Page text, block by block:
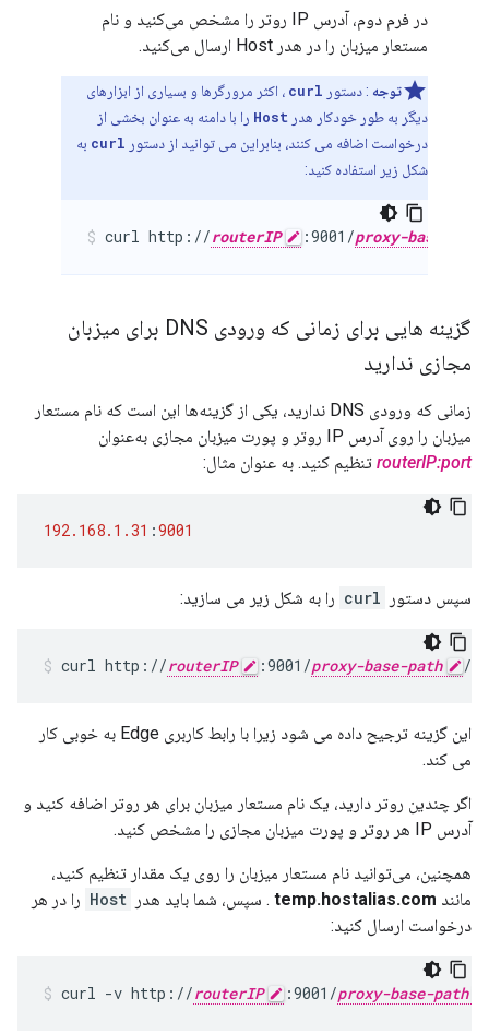
در فرم دوم، آدرس IP روتر را مشخص می‌کنید و نام
مستعار میزبان را در هدر Host ارسال می‌کنید.
توجه : دستور curl ، اکثر مرورگرها و بسیاری از ابزارهای
دیگر به طور خودکار هدر Host را با دامنه به عنوان بخشی از
درخواست اضافه می کنند، بنابراین می توانید از دستور curl به
شکل زیر استفاده کنید:
curl http://routerIP :9001/proxy-base-path
گزینه هایی برای زمانی که ورودی DNS برای میزبان
مجازی ندارید
زمانی که ورودی DNS ندارید، یکی از گزینه‌ها این است که نام مستعار
میزبان را روی آدرس IP روتر و پورت میزبان مجازی به‌عنوان
routerIP:port تنظیم کنید. به عنوان مثال:
192.168.1.31 :9001
سپس دستور curl را به شکل زیر می سازید:
curl http://routerIP :9001/proxy-base-path /
این گزینه ترجیح داده می شود زیرا با رابط کاربری Edge به خوبی کار
می کند.
اگر چندین روتر دارید، یک نام مستعار میزبان برای هر روتر اضافه کنید و
آدرس IP هر روتر و پورت میزبان مجازی را مشخص کنید.
همچنین، می‌توانید نام مستعار میزبان را روی یک مقدار تنظیم کنید،
مانند temp.hostalias.com . سپس، شما باید هدر Host را در هر
درخواست ارسال کنید:
curl -v http://routerIP :9001/proxy-base-path